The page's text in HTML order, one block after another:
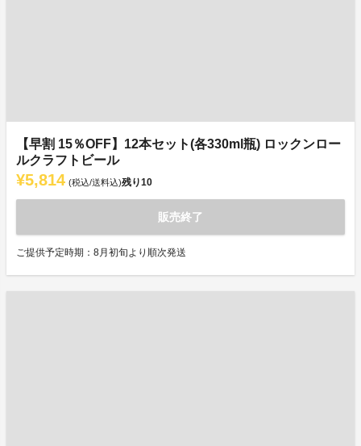
【早割 15％OFF】12本セット(各330ml瓶) ロックンロー
ルクラフトビール
¥5,814 (税込/送料込)残り10
販売終了
ご提供予定時期：8月初旬より順次発送